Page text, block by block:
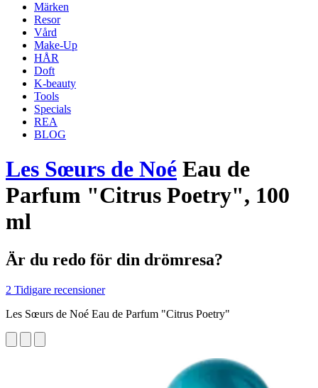
Märken
Resor
Vård
Make-Up
HÅR
Doft
K-beauty
Tools
Specials
REA
BLOG
Les Sœurs de Noé Eau de
Parfum "Citrus Poetry", 100
ml
Är du redo för din drömresa?
2 Tidigare recensioner
Les Sœurs de Noé Eau de Parfum "Citrus Poetry"